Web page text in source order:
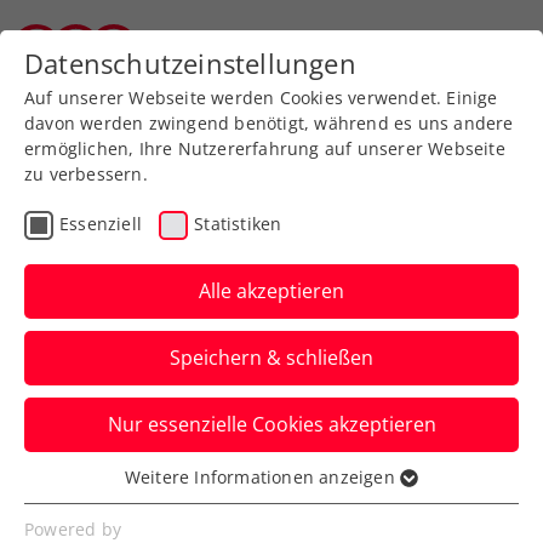
Tennissport live
und auf Abruf
Inside-In
Datenschutzeinstellungen
Auf unserer Webseite werden Cookies verwendet. Einige
davon werden zwingend benötigt, während es uns andere
ermöglichen, Ihre Nutzererfahrung auf unserer Webseite
zu verbessern.
Essenziell Statistiken
Alle akzeptieren
Speichern & schließen
Nur essenzielle Cookies akzeptieren
Essenziell
Essenzielle Cookies werden für grundlegende
Weitere Informationen anzeigen
Powered by